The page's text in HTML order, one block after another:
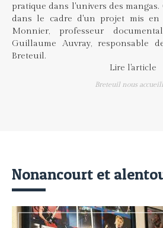
pratique dans l'univers des mangas.
dans le cadre d'un projet mis en
Monnier, professeur
Guillaume Auvray, responsable
Breteuil.
Lire l'article
Breteuil nous
Nonancourt et